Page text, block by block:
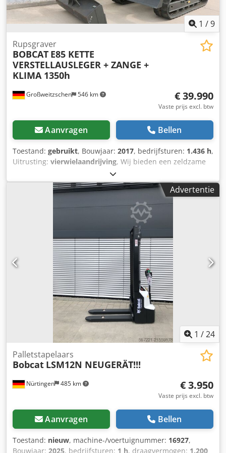
1 /9
Großweitzschen 546 km
Rupsgraver
BOBCAT E85 KETTE
VERSTELLAUSLEGER + ZANGE +
KLIMA 1350h
€ 39.990
Vaste prijs excl. btw
Aanvragen Bellen
Toestand: gebruikt, Bouwjaar: 2017, bedrijfsturen: 1.436 h,
Uitrusting: vierwielaandrijving, Wij bieden een zeldzame
E85 aan, deze is niet eerder verhuurd en komt uit een
klein bouwbedrijf. De machine is voorzien van
airconditioning. * VERSTELLAUSLEGER met KLEM/GRIJPARM
* Hydraulische graafbak, optioneel leverbaar, op voorraad
tegen een redelijke meerprijs Cjdpszr Avvsfx Ah Esha *
Afkomstig uit een klein bouwbedrijf * Duitse uitvoering *
Slechts 1350 bedrijfsuren * Rubberen rupsbanden * Grote
inspectie in 2025 bij BOBCAT * 44 kW dieselmotor,
fabrikant Yanmar * Leidingwerk voor extra
aanbouwgereedschap * Snelwisselsysteem * Extra
werklampen * Zeer goed onderhouden staat ----Wij zijn
een erkende werkplaats voor auto's en bouwmachines. Wij
bieden een vrijblijvende machineofferte, financiering,
inruil en lease-aankoop van voertuigen van alle soorten
Advertentie
1 /24
Nürtingen 485 km
Palletstapelaars
Bobcat LSM12N NEUGERÄT!!!
€ 3.950
Vaste prijs excl. btw
Aanvragen Bellen
Toestand: nieuw, machine-/voertuignummer: 16927,
Bouwjaar: 2025, bedrijfsturen: 1 h, draagvermogen: 1.200